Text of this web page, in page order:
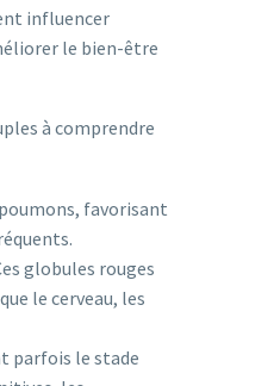
influencer
le bien-être
à comprendre
favorisant
globules rouges
le cerveau, les
parfois le stade